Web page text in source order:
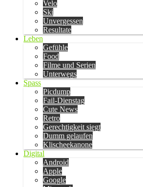
Velo
Ski
Unvergessen
Resultate
Leben
Gefühle
Food
Filme und Serien
Unterwegs
Spass
Picdump
Fail-Dienstag
Cute News
Retro
Gerechtigkeit siegt
Dumm gelaufen
Klischeekanone
Digital
Android
Apple
Google